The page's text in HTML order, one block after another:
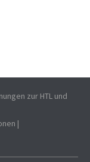
zur HTL und
|